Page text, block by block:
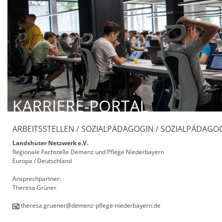
KARRIERE-PORTAL
ARBEITSSTELLEN / SOZIALPÄDAGOGIN /
Landshuter Netzwerk e.V.
Regionale Fachstelle Demenz und Pflege Niederbayern
Europa / Deutschland
Ansprechpartner:
Theresa Grüner
theresa.gruener@demenz-pflege-niederbayern.de